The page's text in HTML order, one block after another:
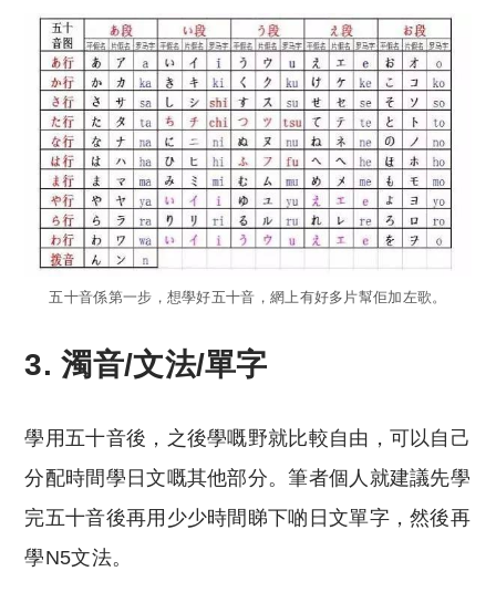
五十音係第一步，想學好五十音，網上有好多片幫佢加左歌。
3. 濁音/文法/單字
學用五十音後，之後學嘅野就比較自由，可以自己
分配時間學日文嘅其他部分。筆者個人就建議先學
完五十音後再用少少時間睇下啲日文單字，然後再
學N5文法。